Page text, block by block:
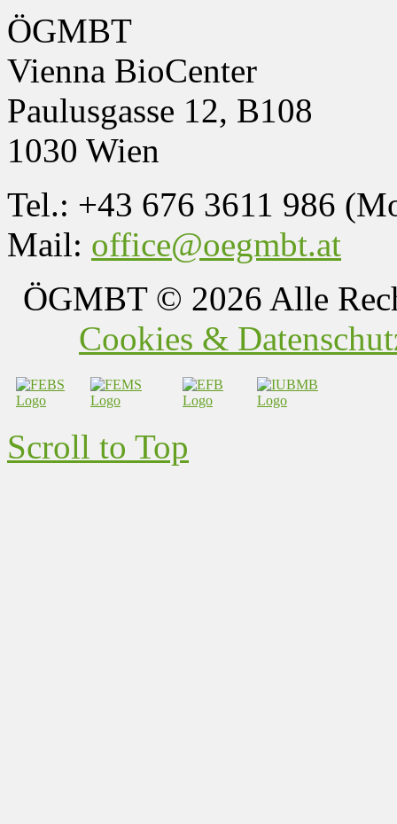
ÖGMBT
Vienna BioCenter
Paulusgasse 12, B108
1030 Wien
Tel.: +43 676 3611 986
Mail: office@oegmbt.at
ÖGMBT© 2026 Alle
Cookies &
Scroll to Top